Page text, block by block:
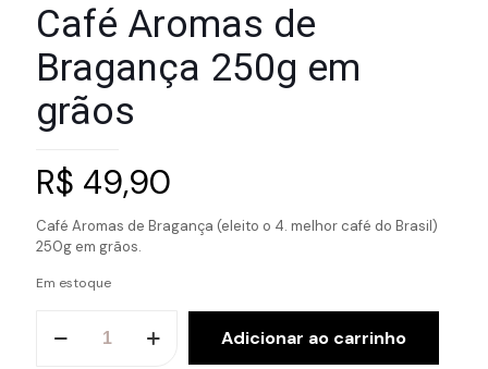
Café Aromas de
Bragança 250g em
grãos
R$ 49,90
Café Aromas de Bragança (eleito o 4. melhor café do Brasil)
250g em grãos.
Em estoque
Aromas
Adicionar ao carrinho